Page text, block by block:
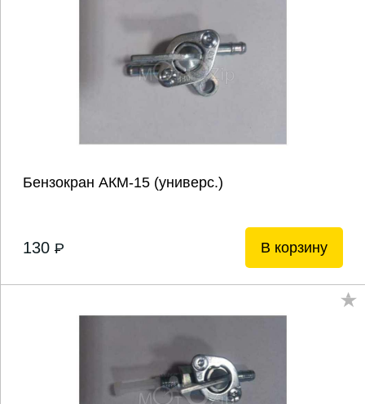
Бензокран АКМ-15 (универс.)
130 P В корзину